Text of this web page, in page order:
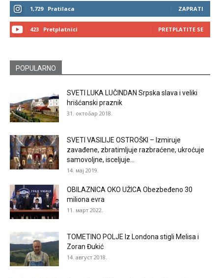
1,729 Pratilaca ZAPRATI
423 Pretplatnici PRETPLATITE SE
POPULARNO
SVETI LUKA LUČINDAN Srpska slava i veliki
hrišćanski praznik
31. октобар 2018.
SVETI VASILIJE OSTROŠKI – Izmiruje
zavađene, zbratimljuje razbraćene, ukroćuje
samovoljne, isceljuje...
14. мај 2019.
OBILAZNICA OKO UŽICA Obezbeđeno 30
miliona evra
11. март 2022.
TOMETINO POLJE Iz Londona stigli Melisa i
Zoran Đukić
14. август 2018.